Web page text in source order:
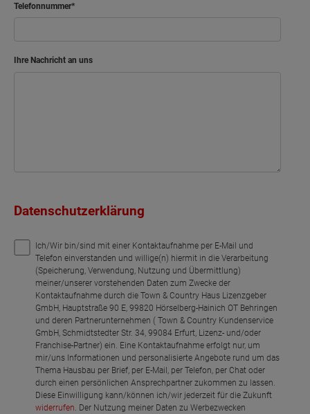
Telefonnummer
Ihre Nachricht an uns
Datenschutzerklärung
Ich/Wir bin/sind mit einer Kontaktaufnahme per E-Mail und
Telefon einverstanden und willige(n) hiermit in die Verarbeitung
(Speicherung, Verwendung, Nutzung und Übermittlung)
meiner/unserer vorstehenden Daten zum Zwecke der
Kontaktaufnahme durch die Town & Country Haus Lizenzgeber
GmbH, Hauptstraße 90 E, 99820 Hörselberg-Hainich OT Behringen
und deren Partnerunternehmen ( Town & Country Kundenservice
GmbH, Schmidtstedter Str. 34, 99084 Erfurt, Lizenz- und/oder
Franchise-Partner) ein. Eine Kontaktaufnahme erfolgt nur, um
mir/uns Informationen und personalisierte Angebote rund um das
Thema Hausbau per Brief, per E-Mail, per Telefon, per Chat oder
durch einen persönlichen Ansprechpartner zukommen zu lassen.
Diese Einwilligung kann/können ich/wir jederzeit für die Zukunft
widerrufen. Der Nutzung meiner Daten zu Werbezwecken